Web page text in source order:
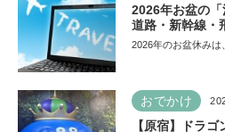
2026年お盆の
道路・新幹線・
2026年のお盆休みは
おでかけ
【原宿】ドラ